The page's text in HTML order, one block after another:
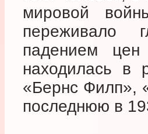
мировой
переживало
падением
находилась в
«Бернс Филп»,
последнюю в